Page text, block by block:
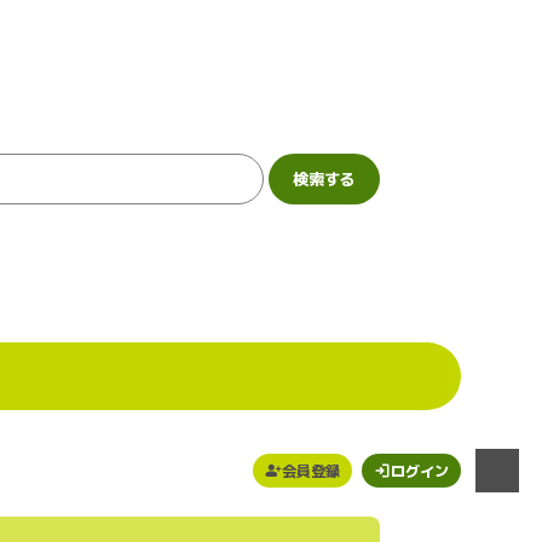
会員登録 ログイン